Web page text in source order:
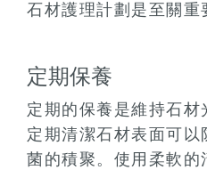
石材護理計劃是至關重
定期保養
定期的保養是維持石材
定期清潔石材表面可以
菌的積聚。使用柔軟的